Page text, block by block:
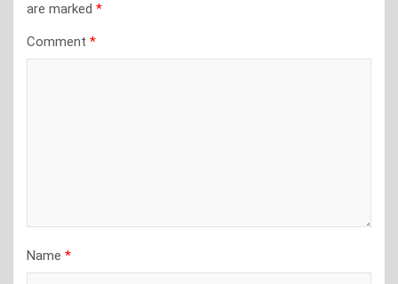
are marked *
Comment *
Name *